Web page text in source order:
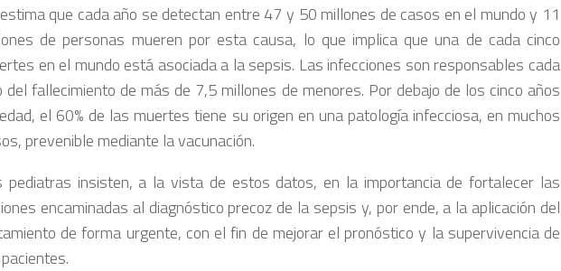
que cada año se detectan entre 47 y 50 millones de casos en el mundo y 11
de personas mueren por esta causa, lo que implica que una de cada cinco
en el mundo está asociada a la sepsis. Las infecciones son responsables cada
del fallecimiento de más de 7,5 millones de menores. Por debajo de los cinco años
el 60% de las muertes tiene su origen en una patología infecciosa, en muchos
prevenible mediante la vacunación.
pediatras insisten, a la vista de estos datos, en la importancia de fortalecer las
encaminadas al diagnóstico precoz de la sepsis y, por ende, a la aplicación del
de forma urgente, con el fin de mejorar el pronóstico y la supervivencia de